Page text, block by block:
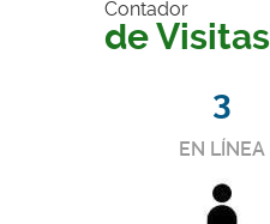
Contador
de Visitas
3
EN LÍNEA